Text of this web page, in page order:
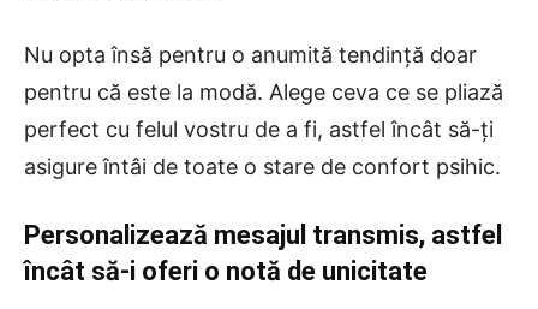
Nu opta însă pentru o anumită tendință doar
pentru că este la modă. Alege ceva ce se pliază
perfect cu felul vostru de a fi, astfel încât să-ți
asigure întâi de toate o stare de confort psihic.
Personalizează mesajul transmis, astfel
încât să-i oferi o notă de unicitate